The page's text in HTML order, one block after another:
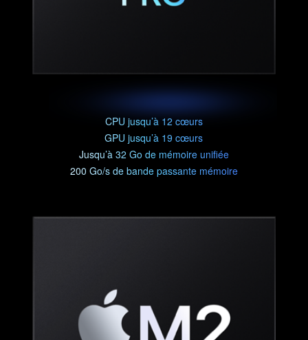
CPU jusqu’à 12 cœurs
GPU jusqu’à 19 cœurs
Jusqu’à 32 Go de mémoire unifiée
200 Go/s de bande passante mémoire